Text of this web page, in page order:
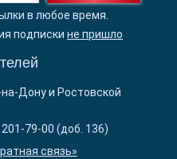
в любое время.
подписки не пришло
Дону и Ростовской
79-00 (доб. 136)
связь»